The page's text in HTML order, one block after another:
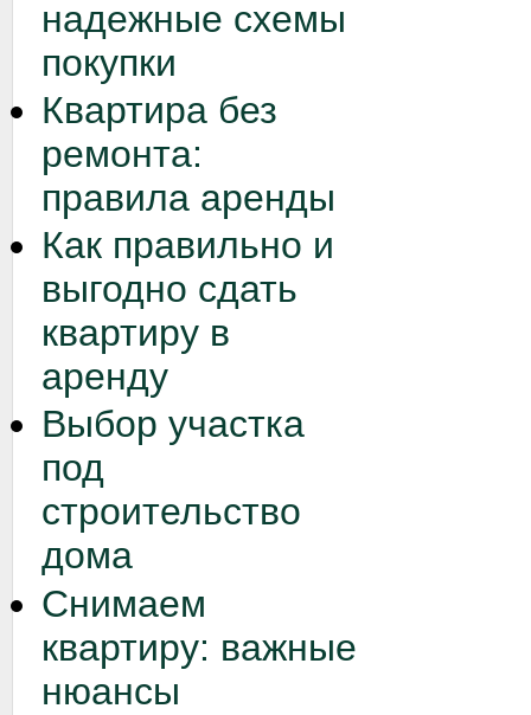
надежные схемы
покупки
Квартира без
ремонта:
правила аренды
Как правильно и
выгодно сдать
квартиру в
аренду
Выбор участка
под
строительство
дома
Снимаем
квартиру: важные
нюансы